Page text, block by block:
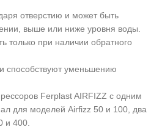
отверстию и может быть
выше или ниже уровня воды.
только при наличии обратного
способствуют уменьшению
Ferplast AIRFIZZ с одним
для моделей Airfizz 50 и 100, два
и 400.